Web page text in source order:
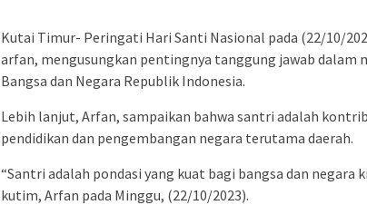
Kutai Timur- Peringati Hari Santi Nasional pada (22/10/
arfan, mengusungkan pentingnya tanggung jawab dalam
Bangsa dan Negara Republik Indonesia.
Lebih lanjut, Arfan, sampaikan bahwa santri adalah
pendidikan dan pengembangan negara terutama daerah.
“Santri adalah pondasi yang kuat bagi bangsa dan negara
kutim, Arfan pada Minggu, (22/10/2023).